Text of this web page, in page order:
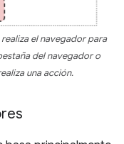
el navegador para
del navegador o
una acción.